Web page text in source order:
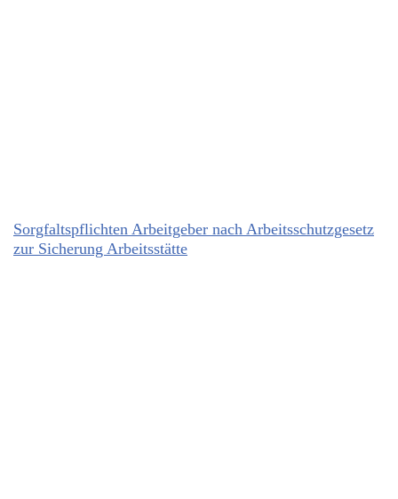
Sorgfaltspflichten Arbeitgeber nach Arbeitsschutzgesetz
zur Sicherung Arbeitsstätte